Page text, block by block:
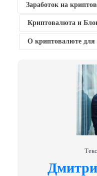
Заработок на
Криптовалюта и
О криптовалюте для